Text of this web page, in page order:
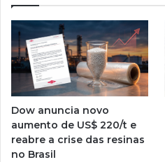
Dow anuncia novo
aumento de US$ 220/t e
reabre a crise das resinas
no Brasil